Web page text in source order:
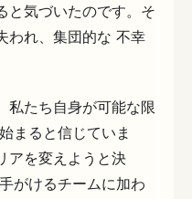
と気づいたのです。そ
われ、集団的な 不幸
私たち自身が可能な限
まると信じていま
アを変えようと決
がけるチームに加わ